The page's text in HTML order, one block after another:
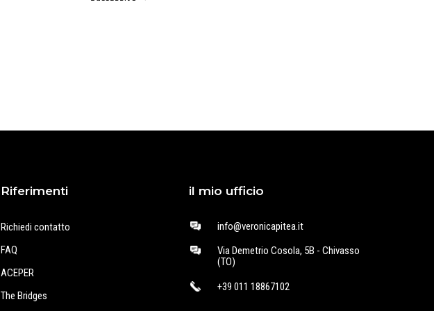
Riferimenti
Richiedi contatto
FAQ
ACEPER
The Bridges
il mio ufficio
info@veronicapitea.it
Via Demetrio Cosola, 5B - Chivasso
(TO)
+39 011 18867102